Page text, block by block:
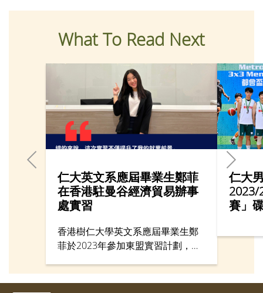
What To Read Next
仁大英文系應屆畢業生鄭菲
在香港駐曼谷經濟貿易辦事
處實習
香港樹仁大學英文系應屆畢業生鄭
菲於2023年參加東盟實習計劃，在
仁大
2023/
賽」